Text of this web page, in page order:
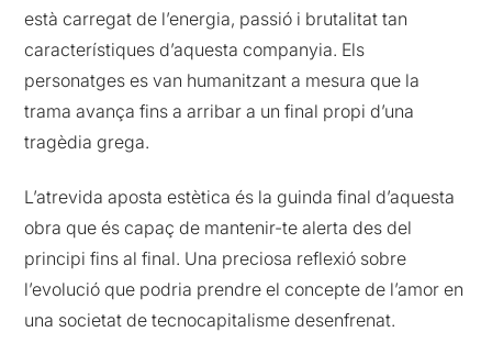
està carregat de l’energia, passió i brutalitat tan
característiques d’aquesta companyia. Els
personatges es van humanitzant a mesura que la
trama avança fins a arribar a un final propi d’una
tragèdia grega.
L’atrevida aposta estètica és la guinda final d’aquesta
obra que és capaç de mantenir-te alerta des del
principi fins al final. Una preciosa reflexió sobre
l’evolució que podria prendre el concepte de l’amor en
una societat de tecnocapitalisme desenfrenat.